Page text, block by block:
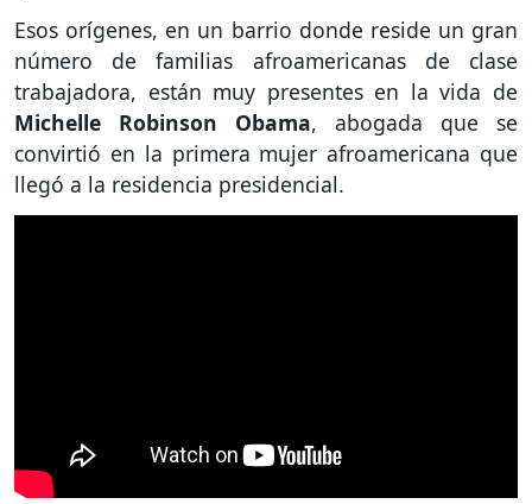
Esos orígenes, en un barrio donde reside un gran
número de familias afroamericanas de clase
trabajadora, están muy presentes en la vida de
Michelle Robinson Obama, abogada que se
convirtió en la primera mujer afroamericana que
llegó a la residencia presidencial.